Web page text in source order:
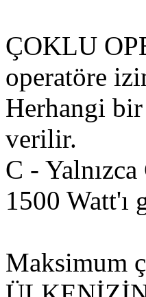
ÇOKLU
operatöre
Herhangi
verilir.
C -
1500 Watt'ı
Maksimum